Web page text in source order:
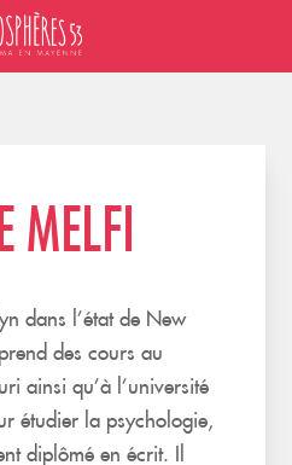
MELFI
dans l’état de New
des cours au
ainsi qu’à l’université
étudier la psychologie,
diplômé en écrit. Il